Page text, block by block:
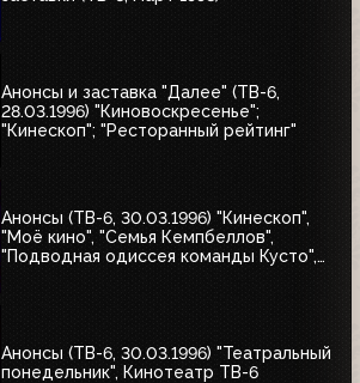
Анонсы и заставка "Далее" (ТВ-6,
28.03.1996) "Киновоскресенье";
"Кинескоп"; "Ресторанный рейтинг"
Анонсы (ТВ-6, 30.03.1996) "Кинескоп",
"Моё кино", "Семья Кемпбеллов",
"Подводная одиссея команды Кусто",
Анонсы (ТВ-6, 30.03.1996) "Театральный
понедельник", Кинотеатр ТВ-6